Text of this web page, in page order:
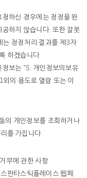
청하신 경우에는 정정을 완
공하지 않습니다 또한 잘못
는 정정처리 결과를 제 3자
하겠습니다
정보는 “5. 개인정보의보유
외의 용도로 열람 또는 이
의 개인정보를 조회하거나
를 가집니다.
거부에 관한 사항
스판타스틱플레이스 웹페